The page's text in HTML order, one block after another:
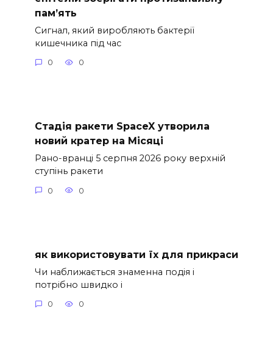
пам’ять
Сигнал, який виробляють бактерії
кишечника під час
0 0
Стадія ракети SpaceX утворила
новий кратер на Місяці
Рано-вранці 5 серпня 2026 року верхній
ступінь ракети
0 0
як використовувати їх для прикраси
Чи наближається знаменна подія і
потрібно швидко і
0 0